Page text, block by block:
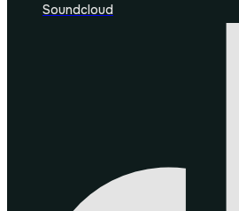
Soundcloud